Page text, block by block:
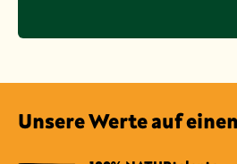
Unsere Werte auf